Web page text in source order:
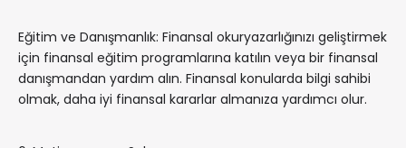
Eğitim ve Danışmanlık: Finansal okuryazarlığınızı geliştirmek
için finansal eğitim programlarına katılın veya bir finansal
danışmandan yardım alın. Finansal konularda bilgi sahibi
olmak, daha iyi finansal kararlar almanıza yardımcı olur.